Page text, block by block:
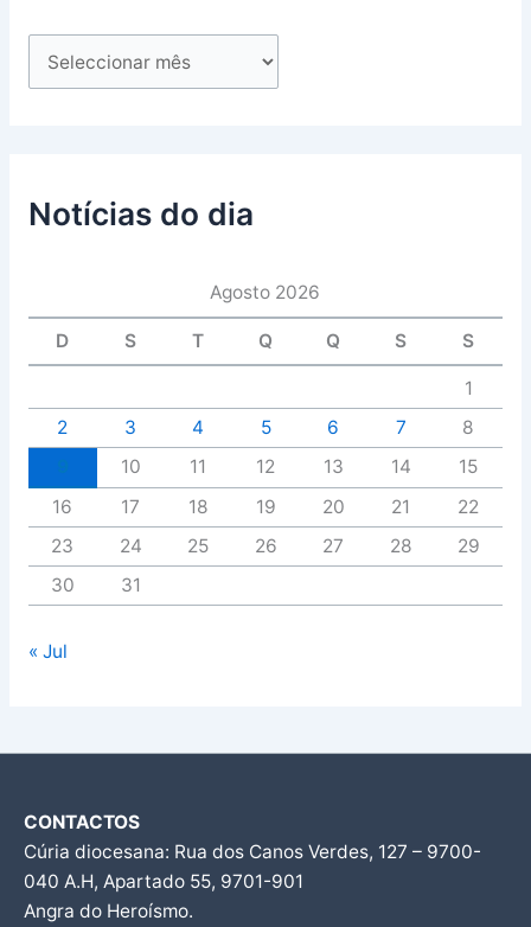
Notícias do dia
Agosto 2026
D S T Q Q S S
1
2
3 4 5 6 7
8
10 11 12 13 14
15
16
17 18 19 20 21
22
23
24 25 26 27 28
29
30
31
« Jul
CONTACTOS
Cúria diocesana: Rua dos Canos Verdes, 127 – 9700-
040 A.H, Apartado 55, 9701-901
Angra do Heroísmo.